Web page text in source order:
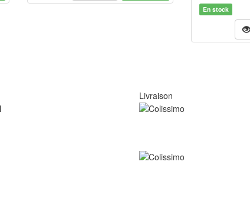
En stock
Livraison